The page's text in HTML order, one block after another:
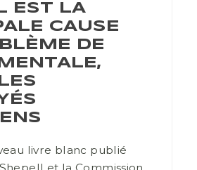
EST LA
CAUSE
DE
livre blanc publié